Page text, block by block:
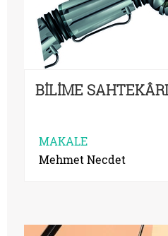
BİLİME
MAKALE
Mehmet Necdet